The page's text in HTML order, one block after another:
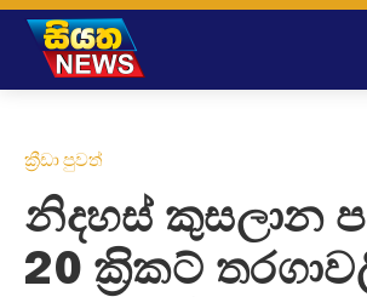
ක්‍රීඩා පුවත්
නිදහස් කුසලාන
20 ක‍්‍රිකට්